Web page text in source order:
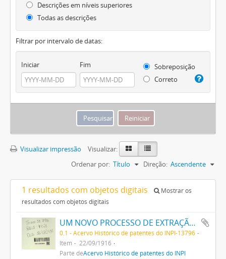
Descrições em níveis superiores
Todas as descrições
Filtrar por intervalo de datas:
Iniciar Fim
Sobreposição
Correto
Visualizar impressão
Visualizar:
Ordenar por: Título Direção: Ascendente
1 resultados com objetos digitais
Mostrar os
resultados com objetos digitais
UM NOVO PROCESSO DE EXTRAÇÃO DE MATERIA CORANTE DOS VEGETAES
0.1 - Acervo Histórico de patentes do INPI-13796
Item
22/09/1916
Parte deAcervo Histórico de patentes do INPI